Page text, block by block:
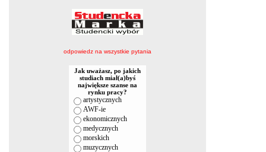
odpowiedz na wszystkie pytania